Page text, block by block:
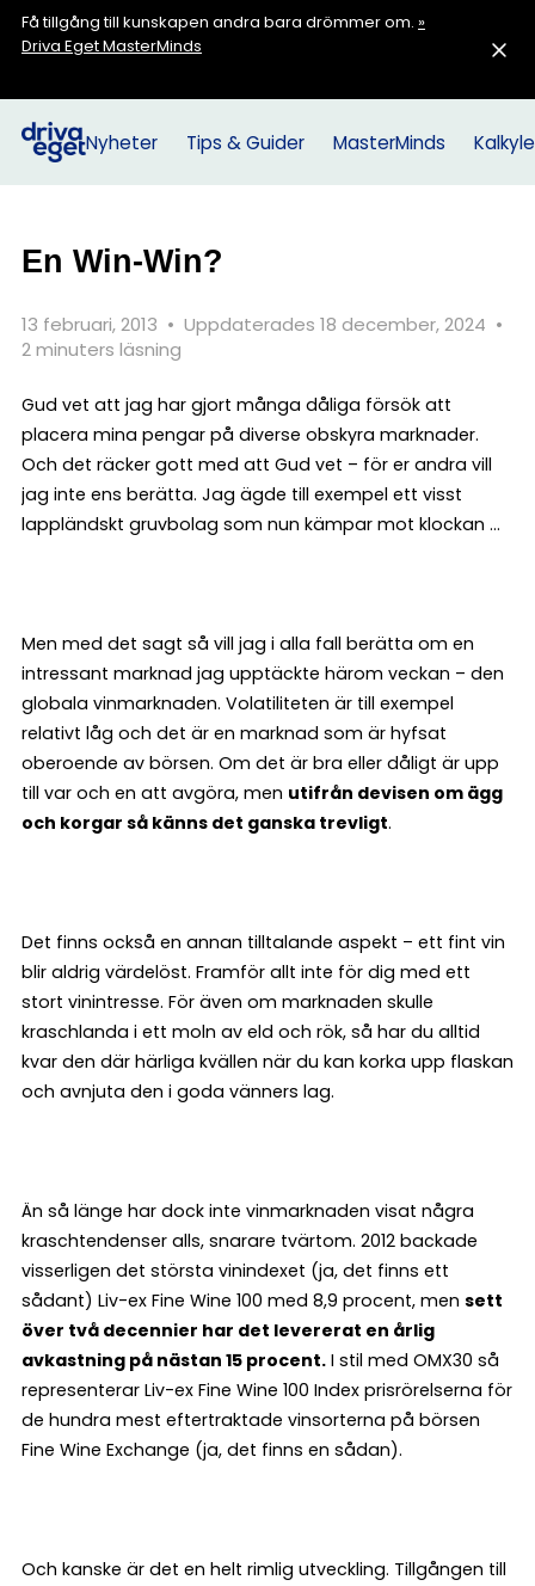
Få tillgång till kunskapen andra bara drömmer om. »
Driva Eget MasterMinds
Nyheter Tips & Guider MasterMinds
En Win-Win?
13 februari, 2013 • Uppdaterades 18 december, 2024 •
2 minuters läsning
Gud vet att jag har gjort många dåliga försök att
placera mina pengar på diverse obskyra marknader.
Och det räcker gott med att Gud vet – för er andra vill
jag inte ens berätta. Jag ägde till exempel ett visst
lappländskt gruvbolag som nun kämpar mot klockan ...
Men med det sagt så vill jag i alla fall berätta om en
intressant marknad jag upptäckte härom veckan – den
globala vinmarknaden. Volatiliteten är till exempel
relativt låg och det är en marknad som är hyfsat
oberoende av börsen. Om det är bra eller dåligt är upp
till var och en att avgöra, men utifrån devisen om ägg
och korgar så känns det ganska trevligt.
Det finns också en annan tilltalande aspekt – ett fint vin
blir aldrig värdelöst. Framför allt inte för dig med ett
stort vinintresse. För även om marknaden skulle
kraschlanda i ett moln av eld och rök, så har du alltid
kvar den där härliga kvällen när du kan korka upp flaskan
och avnjuta den i goda vänners lag.
Än så länge har dock inte vinmarknaden visat några
kraschtendenser alls, snarare tvärtom. 2012 backade
visserligen det största vinindexet (ja, det finns ett
sådant) Liv-ex Fine Wine 100 med 8,9 procent, men sett
över två decennier har det levererat en årlig
avkastning på nästan 15 procent. I stil med OMX30 så
representerar Liv-ex Fine Wine 100 Index prisrörelserna för
de hundra mest eftertraktade vinsorterna på börsen
Fine Wine Exchange (ja, det finns en sådan).
Och kanske är det en helt rimlig utveckling. Tillgången till